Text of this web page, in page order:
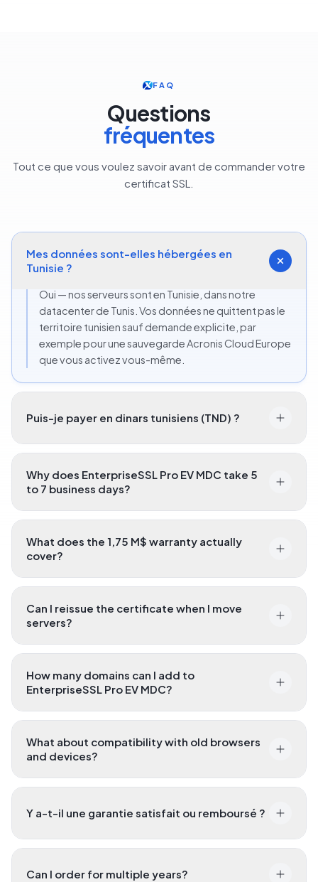
FAQ
Questions
fréquentes
Tout ce que vous voulez savoir avant de commander votre
certificat SSL.
Mes données sont-elles hébergées en
Tunisie ?
Oui — nos serveurs sont en Tunisie, dans notre
datacenter de Tunis. Vos données ne quittent pas le
territoire tunisien sauf demande explicite, par
exemple pour une sauvegarde Acronis Cloud Europe
que vous activez vous-même.
Puis-je payer en dinars tunisiens (TND) ?
Why does EnterpriseSSL Pro EV MDC take 5
to 7 business days?
What does the 1,75 M$ warranty actually
cover?
Can I reissue the certificate when I move
servers?
How many domains can I add to
EnterpriseSSL Pro EV MDC?
What about compatibility with old browsers
and devices?
Y a-t-il une garantie satisfait ou remboursé ?
Can I order for multiple years?